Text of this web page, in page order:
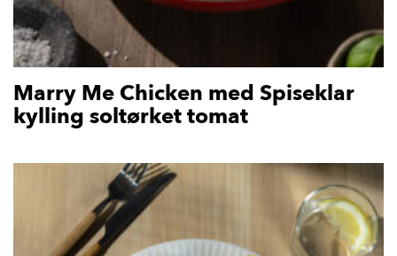
Marry Me Chicken med Spiseklar
kylling soltørket tomat